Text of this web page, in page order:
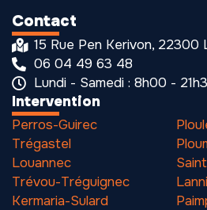
Intervention
Perros-Guirec
Trégastel
Louannec
Trévou-Tréguignec
Kermaria-Sulard
Contact
15 Rue Pen Kerivon, 22300
06 04 49 63 48
Lundi - Samedi : 8h00 -